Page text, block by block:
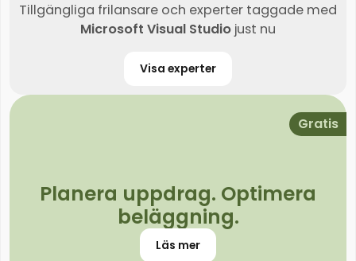
Tillgängliga frilansare och experter taggade med
Microsoft Visual Studio just nu
Visa experter
Gratis
Planera uppdrag. Optimera
beläggning.
Läs mer